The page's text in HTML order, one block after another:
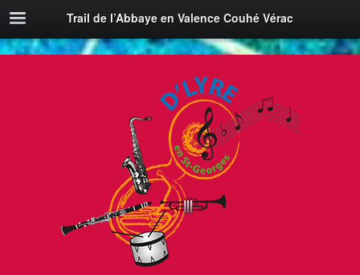
Trail de l’Abbaye en Valence Couhé Vérac